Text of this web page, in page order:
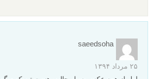
saeedsoha
۲۵ مرداد ۱۳۹۴